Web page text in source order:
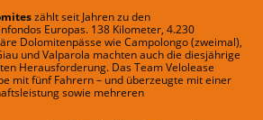
zählt seit Jahren zu den
Europas. 138 Kilometer, 4.230
Dolomitenpässe wie Campolongo (zweimal),
und Valparola machten auch die diesjährige
Herausforderung. Das Team Velolease
mit fünf Fahrern – und überzeugte mit einer
sowie mehreren